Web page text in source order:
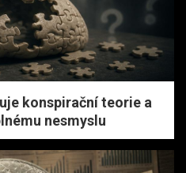
konspirační teorie a
nesmyslu